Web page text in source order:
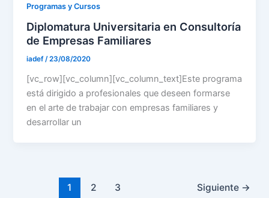
Programas y Cursos
Diplomatura Universitaria en Consultoría
de Empresas Familiares
iadef/23/08/2020
[vc_row][vc_column][vc_column_text]Este programa
está dirigido a profesionales que deseen formarse
en el arte de trabajar con empresas familiares y
desarrollar un
1 2 3 Siguiente →